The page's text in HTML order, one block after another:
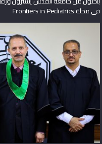
في مجلة Frontiers in Pediatrics